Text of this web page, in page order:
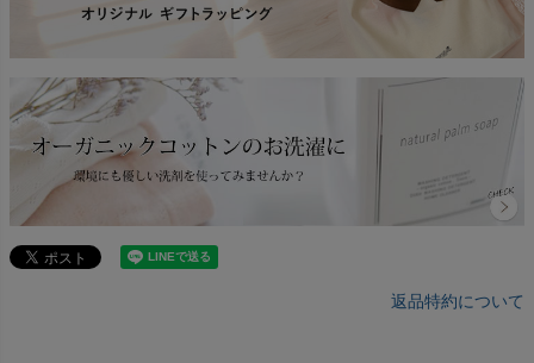
返品特約について